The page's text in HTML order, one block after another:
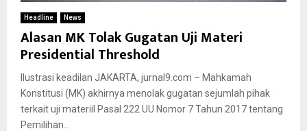
Headline News
Alasan MK Tolak Gugatan Uji Materi
Presidential Threshold
Ilustrasi keadilan JAKARTA, jurnal9.com – Mahkamah
Konstitusi (MK) akhirnya menolak gugatan sejumlah pihak
terkait uji materiil Pasal 222 UU Nomor 7 Tahun 2017 tentang
Pemilihan...